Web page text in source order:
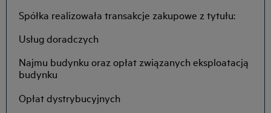
Spółka realizowała transakcje zakupowe z tytułu:
Usług doradczych
Najmu budynku oraz opłat związanych eksploatacją
budynku
Opłat dystrybucyjnych